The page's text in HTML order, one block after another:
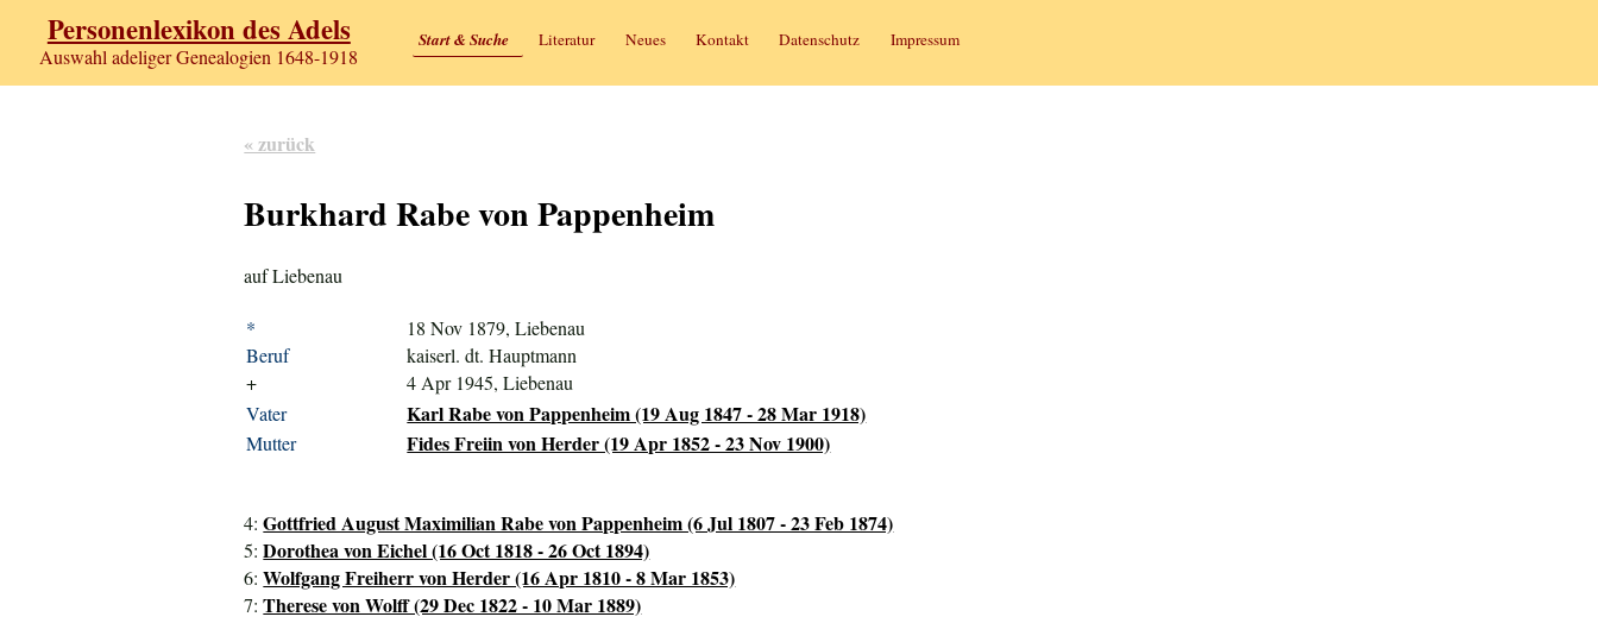
Personenlexikon des Adels
Auswahl adeliger Genealogien 1648-1918
Start & Suche Literatur Neues Kontakt Datenschutz Impressum
« zurück
Burkhard Rabe von Pappenheim
auf Liebenau
*
18 Nov 1879, Liebenau
Beruf
kaiserl. dt. Hauptmann
+
4 Apr 1945, Liebenau
Vater
Karl Rabe von Pappenheim (19 Aug 1847 - 28 Mar 1918)
Mutter Fides Freiin von Herder (19 Apr 1852 - 23 Nov 1900)
4:Gottfried August Maximilian Rabe von Pappenheim (6 Jul 1807 - 23 Feb 1874)
5:Dorothea von Eichel (16 Oct 1818 - 26 Oct 1894)
6:Wolfgang Freiherr von Herder (16 Apr 1810 - 8 Mar 1853)
7:Therese von Wolff (29 Dec 1822 - 10 Mar 1889)